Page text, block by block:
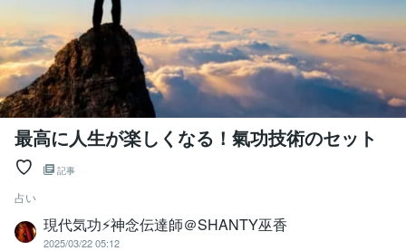
最高に人生が楽しくなる！氣功技術のセット
♡
記事
占い
現代気功⚡神念伝達師＠SHANTY巫香
2025/03/22 05:12